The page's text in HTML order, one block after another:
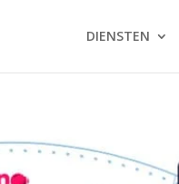
DIENSTEN